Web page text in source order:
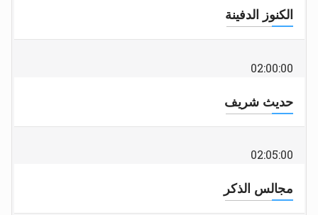
الكنوز الدفينة
02:00:00
حديث شريف
02:05:00
مجالس الذكر